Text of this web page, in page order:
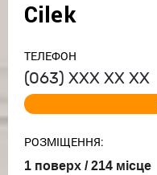
Cilek
ТЕЛЕФОН
(063) ХХХ ХХ ХХ
РОЗМІЩЕННЯ:
1 поверх / 214 місце